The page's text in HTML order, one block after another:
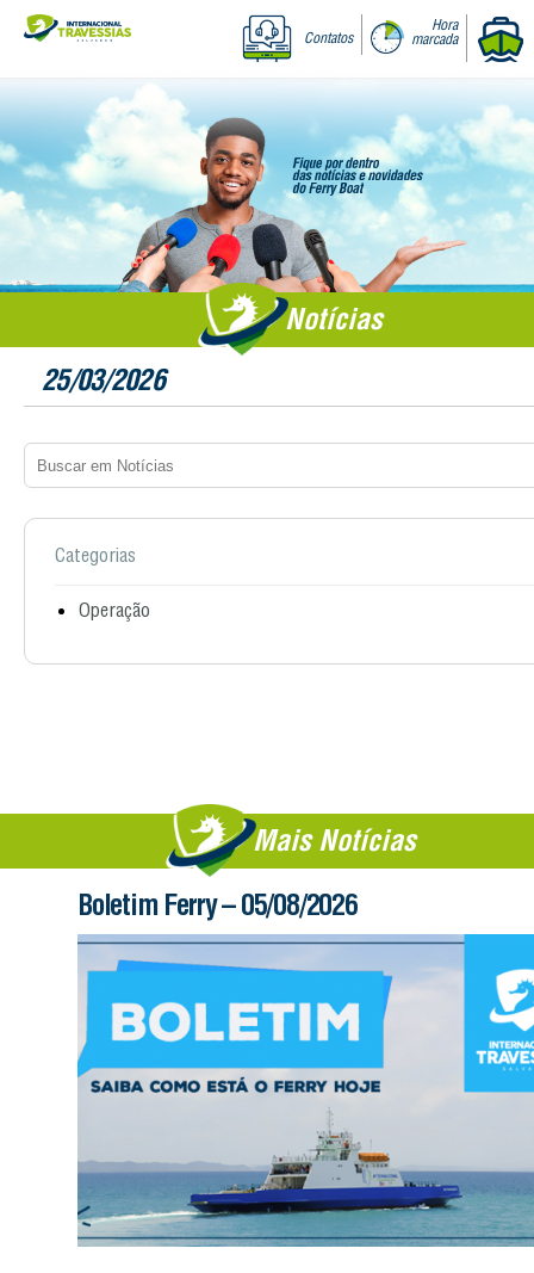
Contatos
Hora
marcada
Notícias
25/03/2026
Categorias
Operação
Mais Notícias
Boletim Ferry – 05/08/2026